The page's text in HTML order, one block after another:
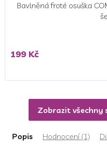
Bavlněná froté osuška
hodnocení
produktu
5,0
hvězdiček.
199 Kč
Zobrazit všechny
Popis Hodnocení (1)